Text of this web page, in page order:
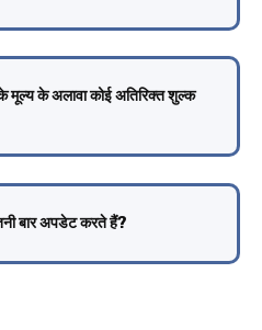
मूल्य के अलावा कोई अतिरिक्त शुल्क
बार अपडेट करते हैं?